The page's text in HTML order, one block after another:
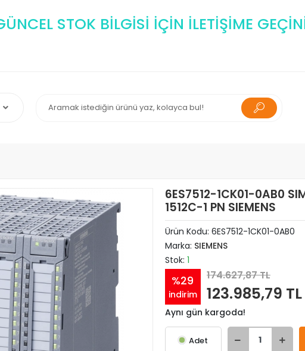
STOK BİLGİSİ İÇİN İLETİŞİME
6ES7512-1CK01-0AB0
1512C-1 PN SIEMENS
Ürün Kodu: 6ES7512-1CK01-0AB0
Marka: SIEMENS
Stok: 1
%29
indirim
174.627,87 TL
123.985,79 TL
Aynı gün kargoda!
Adet